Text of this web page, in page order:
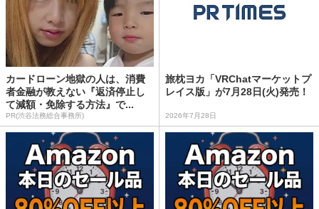
カードローン地獄の人は、消費
者金融が教えない『返済停止し
て減額・免除する方法』で...
PR(渋谷法務総合事務所)
旅枕ヨカ「VRChatマーケットプ
レイス版」が7月28日(火)発売！
2026年7月28日